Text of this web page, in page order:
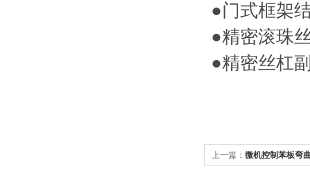
●门式框架
●精密滚珠
●精密丝杠
上一篇： 微机控制苯板弯